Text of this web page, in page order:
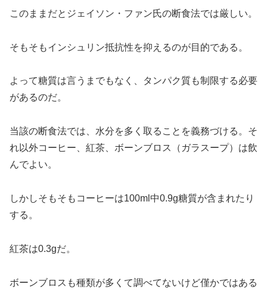
このままだとジェイソン・ファン氏の断食法では厳しい。
そもそもインシュリン抵抗性を抑えるのが目的である。
よって糖質は言うまでもなく、タンパク質も制限する必要
があるのだ。
当該の断食法では、水分を多く取ることを義務づける。そ
れ以外コーヒー、紅茶、ボーンブロス（ガラスープ）は飲
んでよい。
しかしそもそもコーヒーは100ml中0.9g糖質が含まれたり
する。
紅茶は0.3gだ。
ボーンブロスも種類が多くて調べてないけど僅かではある